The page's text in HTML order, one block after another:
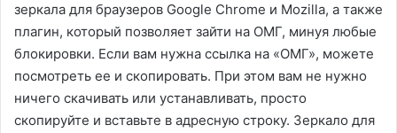
зеркала для браузеров Google Chrome и Mozilla, а также
плагин, который позволяет зайти на ОМГ, минуя любые
блокировки. Если вам нужна ссылка на «ОМГ», можете
посмотреть ее и скопировать. При этом вам не нужно
ничего скачивать или устанавливать, просто
скопируйте и вставьте в адресную строку. Зеркало для